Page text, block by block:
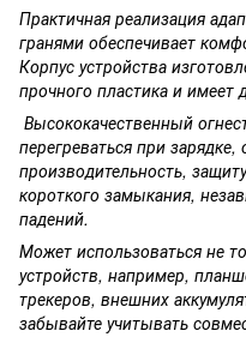
Практичная реализация
гранями обеспечивает
Корпус устройства
прочного пластика и
Высококачественный
перегреваться при
производительность,
короткого замыкания,
падений.
Может использоваться не
устройств, например,
трекеров, внешних
забывайте учитывать